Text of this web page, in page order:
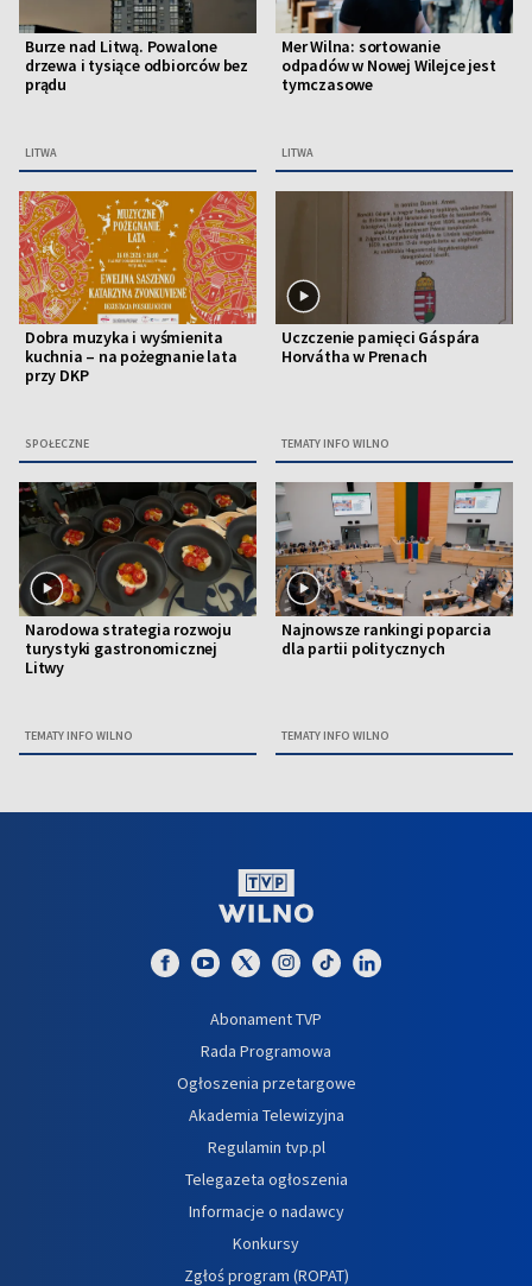
Burze nad Litwą. Powalone
drzewa i tysiące odbiorców bez
prądu
LITWA
Mer Wilna: sortowanie
odpadów w Nowej Wilejce jest
tymczasowe
LITWA
Dobra muzyka i wyśmienita
kuchnia – na pożegnanie lata
przy DKP
SPOŁECZNE
Uczczenie pamięci Gáspára
Horvátha w Prenach
TEMATY INFO WILNO
Narodowa strategia rozwoju
turystyki gastronomicznej
Litwy
TEMATY INFO WILNO
Najnowsze rankingi poparcia
dla partii politycznych
TEMATY INFO WILNO
Abonament TVP
Rada Programowa
Ogłoszenia przetargowe
Akademia Telewizyjna
Regulamin tvp.pl
Telegazeta ogłoszenia
Informacje o nadawcy
Konkursy
Zgłoś program (ROPAT)